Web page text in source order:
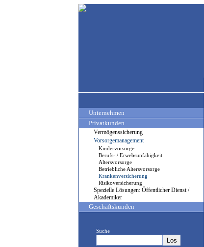
Unternehmen
Privatkunden
Vermögenssicherung
Vorsorgemanagement
Kindervorsorge
Berufs- / Erwebsunfähigkeit
Altersvorsorge
Betriebliche Altersvorsorge
Krankenversicherung
Risikoversicherung
Spezielle Lösungen: Öffentlicher Dienst /
Akademiker
Geschäftskunden
Suche